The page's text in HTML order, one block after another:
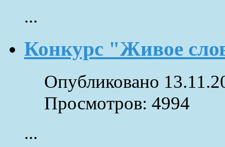
...
Конкурс "Живое
Опубликовано
Просмотров: 4994
...